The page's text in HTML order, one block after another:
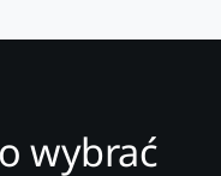
wybrać